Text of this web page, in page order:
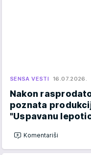
SENSA VESTI 16.07.2026.
Nakon
poznata
"Uspavanu
Komentariši